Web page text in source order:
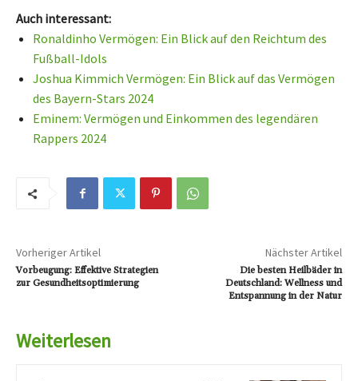
Auch interessant:
Ronaldinho Vermögen: Ein Blick auf den Reichtum des
Fußball-Idols
Joshua Kimmich Vermögen: Ein Blick auf das Vermögen
des Bayern-Stars 2024
Eminem: Vermögen und Einkommen des legendären
Rappers 2024
Vorheriger Artikel
Vorbeugung: Effektive Strategien
zur Gesundheitsoptimierung
Nächster Artikel
Die besten Heilbäder in
Deutschland: Wellness und
Entspannung in der Natur
Weiterlesen